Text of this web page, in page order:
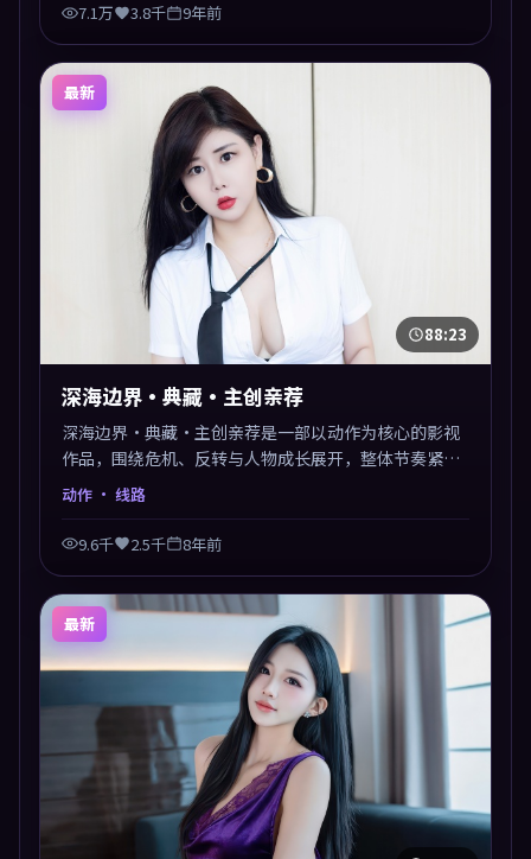
7.1万 3.8千 9年前
最新
88:23
深海边界·典藏·主创亲荐
深海边界·典藏·主创亲荐是一部以动作为核心的影视
作品，围绕危机、反转与人物成长展开，整体节奏紧
凑，值得推荐观看。
动作 · 线路
9.6千 2.5千 8年前
最新